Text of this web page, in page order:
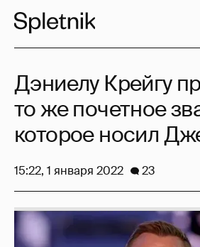
Дэниелу Крейгу
то же почетное
которое носил
15:22, 1 января 2022 23